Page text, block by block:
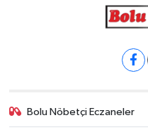
Bolu Nöbetçi Eczaneler